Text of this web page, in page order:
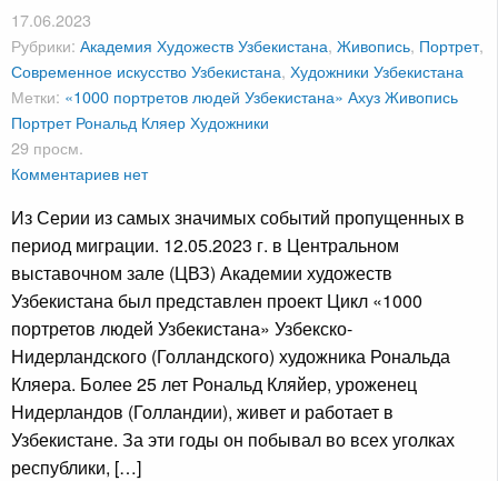
17.06.2023
Рубрики: Академия Художеств Узбекистана, Живопись, Портрет,
Современное искусство Узбекистана, Художники Узбекистана
Метки: «1000 портретов людей Узбекистана» АхузЖивопись
Портрет Рональд КляерХудожники
29 просм.
Комментариев нет
Из Серии из самых значимых событий пропущенных в
период миграции. 12.05.2023 г. в Центральном
выставочном зале (ЦВЗ) Академии художеств
Узбекистана был представлен проект Цикл «1000
портретов людей Узбекистана» Узбекско-
Нидерландского (Голландского) художника Рональда
Кляера. Более 25 лет Рональд Кляйер, уроженец
Нидерландов (Голландии), живет и работает в
Узбекистане. За эти годы он побывал во всех уголках
республики, […]